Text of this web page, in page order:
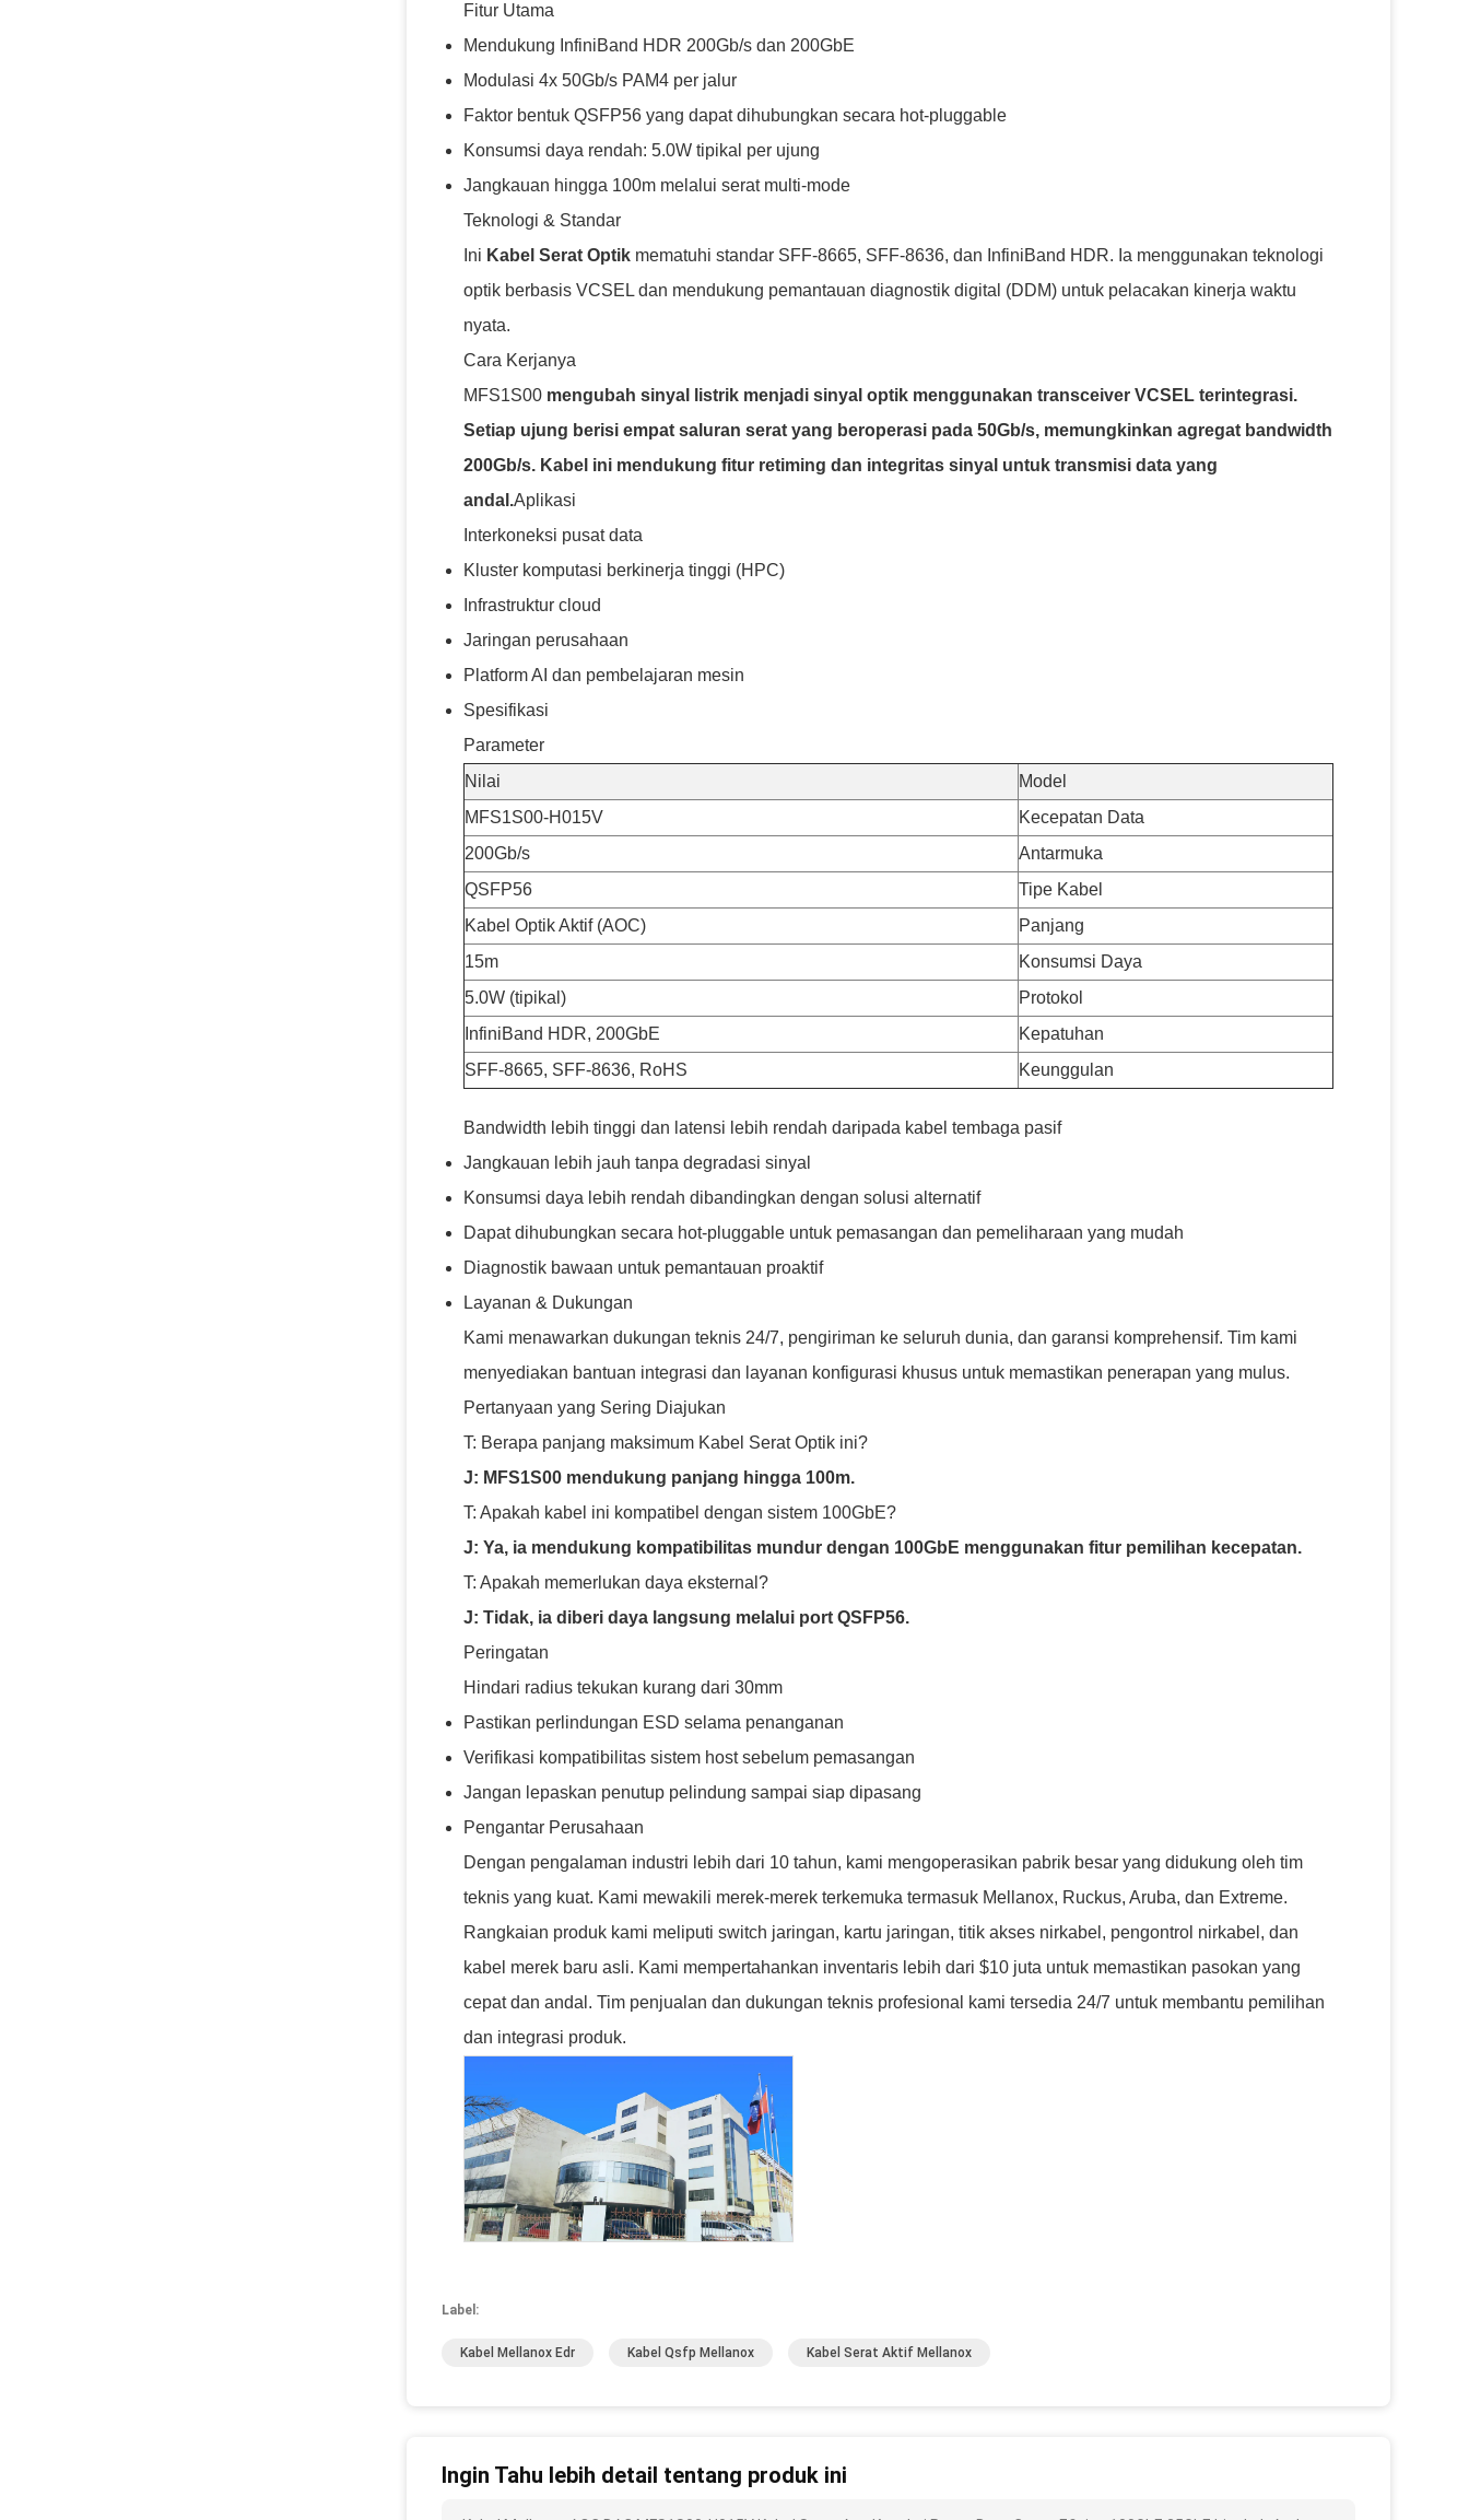
Fitur Utama
Mendukung InfiniBand HDR 200Gb/s dan 200GbE
Modulasi 4x 50Gb/s PAM4 per jalur
Faktor bentuk QSFP56 yang dapat dihubungkan secara hot-pluggable
Konsumsi daya rendah: 5.0W tipikal per ujung
Jangkauan hingga 100m melalui serat multi-mode
Teknologi & Standar
Ini Kabel Serat Optik mematuhi standar SFF-8665, SFF-8636, dan InfiniBand HDR. Ia menggunakan teknologi
optik berbasis VCSEL dan mendukung pemantauan diagnostik digital (DDM) untuk pelacakan kinerja waktu
nyata.
Cara Kerjanya
MFS1S00 mengubah sinyal listrik menjadi sinyal optik menggunakan transceiver VCSEL terintegrasi.
Setiap ujung berisi empat saluran serat yang beroperasi pada 50Gb/s, memungkinkan agregat bandwidth
200Gb/s. Kabel ini mendukung fitur retiming dan integritas sinyal untuk transmisi data yang
andal.Aplikasi
Interkoneksi pusat data
Kluster komputasi berkinerja tinggi (HPC)
Infrastruktur cloud
Jaringan perusahaan
Platform AI dan pembelajaran mesin
Spesifikasi
Parameter
Nilai
Model
MFS1S00-H015V
Kecepatan Data
200Gb/s
Antarmuka
QSFP56
Tipe Kabel
Kabel Optik Aktif (AOC)
Panjang
15m
Konsumsi Daya
5.0W (tipikal)
Protokol
InfiniBand HDR, 200GbE
Kepatuhan
SFF-8665, SFF-8636, RoHS
Keunggulan
Bandwidth lebih tinggi dan latensi lebih rendah daripada kabel tembaga pasif
Jangkauan lebih jauh tanpa degradasi sinyal
Konsumsi daya lebih rendah dibandingkan dengan solusi alternatif
Dapat dihubungkan secara hot-pluggable untuk pemasangan dan pemeliharaan yang mudah
Diagnostik bawaan untuk pemantauan proaktif
Layanan & Dukungan
Kami menawarkan dukungan teknis 24/7, pengiriman ke seluruh dunia, dan garansi komprehensif. Tim kami
menyediakan bantuan integrasi dan layanan konfigurasi khusus untuk memastikan penerapan yang mulus.
Pertanyaan yang Sering Diajukan
T: Berapa panjang maksimum Kabel Serat Optik ini?
J: MFS1S00 mendukung panjang hingga 100m.
T: Apakah kabel ini kompatibel dengan sistem 100GbE?
J: Ya, ia mendukung kompatibilitas mundur dengan 100GbE menggunakan fitur pemilihan kecepatan.
T: Apakah memerlukan daya eksternal?
J: Tidak, ia diberi daya langsung melalui port QSFP56.
Peringatan
Hindari radius tekukan kurang dari 30mm
Pastikan perlindungan ESD selama penanganan
Verifikasi kompatibilitas sistem host sebelum pemasangan
Jangan lepaskan penutup pelindung sampai siap dipasang
Pengantar Perusahaan
Dengan pengalaman industri lebih dari 10 tahun, kami mengoperasikan pabrik besar yang didukung oleh tim
teknis yang kuat. Kami mewakili merek-merek terkemuka termasuk Mellanox, Ruckus, Aruba, dan Extreme.
Rangkaian produk kami meliputi switch jaringan, kartu jaringan, titik akses nirkabel, pengontrol nirkabel, dan
kabel merek baru asli. Kami mempertahankan inventaris lebih dari $10 juta untuk memastikan pasokan yang
cepat dan andal. Tim penjualan dan dukungan teknis profesional kami tersedia 24/7 untuk membantu pemilihan
dan integrasi produk.
Label:
Kabel Mellanox Edr Kabel Qsfp Mellanox Kabel Serat Aktif Mellanox
Ingin Tahu lebih detail tentang produk ini